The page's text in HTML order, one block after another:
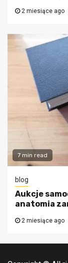
2 miesiące ago
7 min read
blog
Aukcje
anatomia
2 miesiące ago